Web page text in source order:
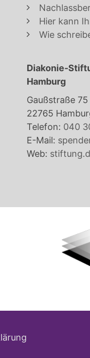
Hier kann
Wie
Diakonie-
Hamburg
Gaußstraße 75
22765
Telefon: 040
E-Mail:
Web: